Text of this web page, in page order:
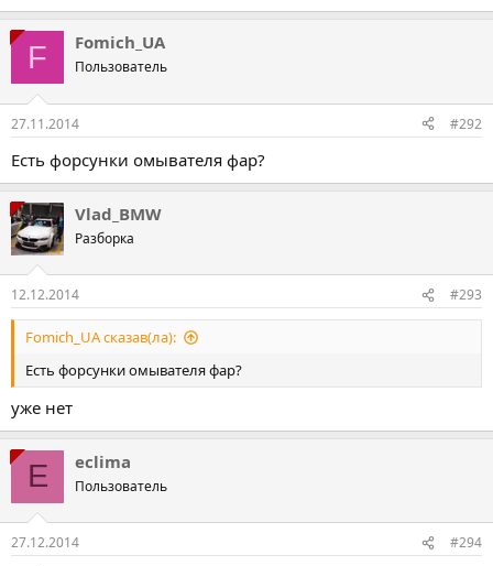
F Fomich_UA
Пользователь
27.11.2014 #292
Есть форсунки омывателя фар?
Vlad_BMW
Разборка
12.12.2014 #293
Fomich_UA сказав(ла):
Есть форсунки омывателя фар?
уже нет
E eclima
Пользователь
27.12.2014 #294